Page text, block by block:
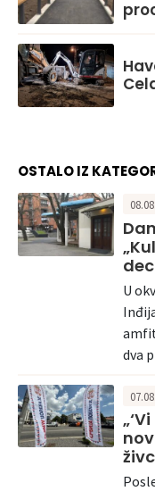
OSTALO IZ
U
dva